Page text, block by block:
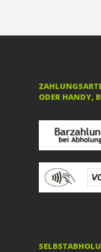
ODER HANDY,